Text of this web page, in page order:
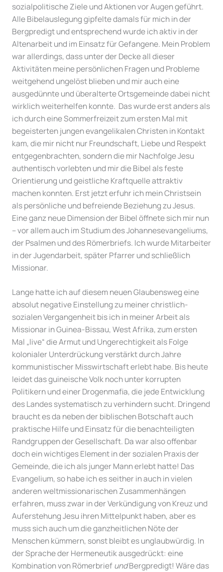
sozialpolitische Ziele und Aktionen vor Augen geführt.
Alle Bibelauslegung gipfelte damals für mich in der
Bergpredigt und entsprechend wurde ich aktiv in der
Altenarbeit und im Einsatz für Gefangene. Mein Problem
war allerdings, dass unter der Decke all dieser
Aktivitäten meine persönlichen Fragen und Probleme
weitgehend ungelöst blieben und mir auch eine
ausgedünnte und überalterte Ortsgemeinde dabei nicht
wirklich weiterhelfen konnte. Das wurde erst anders als
ich durch eine Sommerfreizeit zum ersten Mal mit
begeisterten jungen evangelikalen Christen in Kontakt
kam, die mir nicht nur Freundschaft, Liebe und Respekt
entgegenbrachten, sondern die mir Nachfolge Jesu
authentisch vorlebten und mir die Bibel als feste
Orientierung und geistliche Kraftquelle attraktiv
machen konnten. Erst jetzt erfuhr ich mein Christsein
als persönliche und befreiende Beziehung zu Jesus.
Eine ganz neue Dimension der Bibel öffnete sich mir nun
– vor allem auch im Studium des Johannesevangeliums,
der Psalmen und des Römerbriefs. Ich wurde Mitarbeiter
in der Jugendarbeit, später Pfarrer und schließlich
Missionar.
Lange hatte ich auf diesem neuen Glaubensweg eine
absolut negative Einstellung zu meiner christlich-
sozialen Vergangenheit bis ich in meiner Arbeit als
Missionar in Guinea-Bissau, West Afrika, zum ersten
Mal „live“ die Armut und Ungerechtigkeit als Folge
kolonialer Unterdrückung verstärkt durch Jahre
kommunistischer Misswirtschaft erlebt habe. Bis heute
leidet das guineische Volk noch unter korrupten
Politikern und einer Drogenmafia, die jede Entwicklung
des Landes systematisch zu verhindern sucht. Dringend
braucht es da neben der biblischen Botschaft auch
praktische Hilfe und Einsatz für die benachteiligten
Randgruppen der Gesellschaft. Da war also offenbar
doch ein wichtiges Element in der sozialen Praxis der
Gemeinde, die ich als junger Mann erlebt hatte! Das
Evangelium, so habe ich es seither in auch in vielen
anderen weltmissionarischen Zusammenhängen
erfahren, muss zwar in der Verkündigung von Kreuz und
Auferstehung Jesu ihren Mittelpunkt haben, aber es
muss sich auch um die ganzheitlichen Nöte der
Menschen kümmern, sonst bleibt es unglaubwürdig. In
der Sprache der Hermeneutik ausgedrückt: eine
Kombination von RömerbriefundBergpredigt! Wäre das